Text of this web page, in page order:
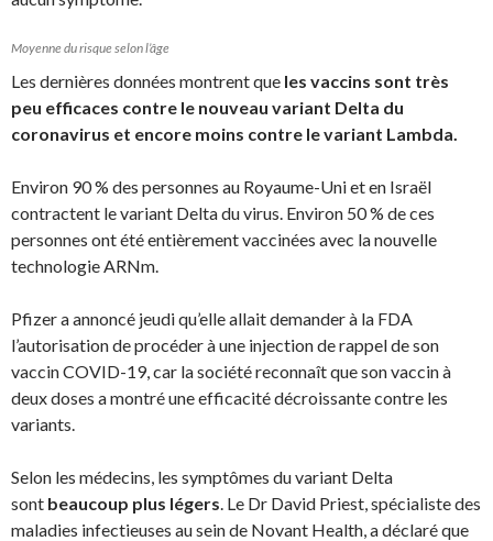
Moyenne du risque selon l’âge
Les dernières données montrent que les vaccins sont très
peu efficaces contre le nouveau variant Delta du
coronavirus et encore moins contre le variant Lambda.
Environ 90 % des personnes au Royaume-Uni et en Israël
contractent le variant Delta du virus. Environ 50 % de ces
personnes ont été entièrement vaccinées avec la nouvelle
technologie ARNm.
Pfizer a annoncé jeudi qu’elle allait demander à la FDA
l’autorisation de procéder à une injection de rappel de son
vaccin COVID-19, car la société reconnaît que son vaccin à
deux doses a montré une efficacité décroissante contre les
variants.
Selon les médecins, les symptômes du variant Delta
sont beaucoup plus légers. Le Dr David Priest, spécialiste des
maladies infectieuses au sein de Novant Health, a déclaré que